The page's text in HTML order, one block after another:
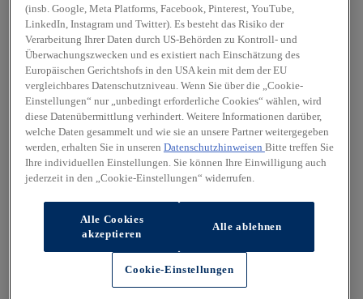
(insb. Google, Meta Platforms, Facebook, Pinterest, YouTube,
LinkedIn, Instagram und Twitter). Es besteht das Risiko der
Verarbeitung Ihrer Daten durch US-Behörden zu Kontroll- und
Überwachungszwecken und es existiert nach Einschätzung des
Europäischen Gerichtshofs in den USA kein mit dem der EU
vergleichbares Datenschutzniveau. Wenn Sie über die „Cookie-
Einstellungen“ nur „unbedingt erforderliche Cookies“ wählen, wird
diese Datenübermittlung verhindert. Weitere Informationen darüber,
welche Daten gesammelt und wie sie an unsere Partner weitergegeben
werden, erhalten Sie in unseren Datenschutzhinweisen Bitte treffen Sie
Ihre individuellen Einstellungen. Sie können Ihre Einwilligung auch
jederzeit in den „Cookie-Einstellungen“ widerrufen.
Alle Cookies
akzeptieren
Alle ablehnen
Cookie-Einstellungen